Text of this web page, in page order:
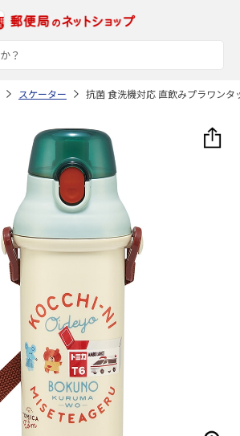
スケーター 抗菌 食洗機対応 直飲みプラワンタ